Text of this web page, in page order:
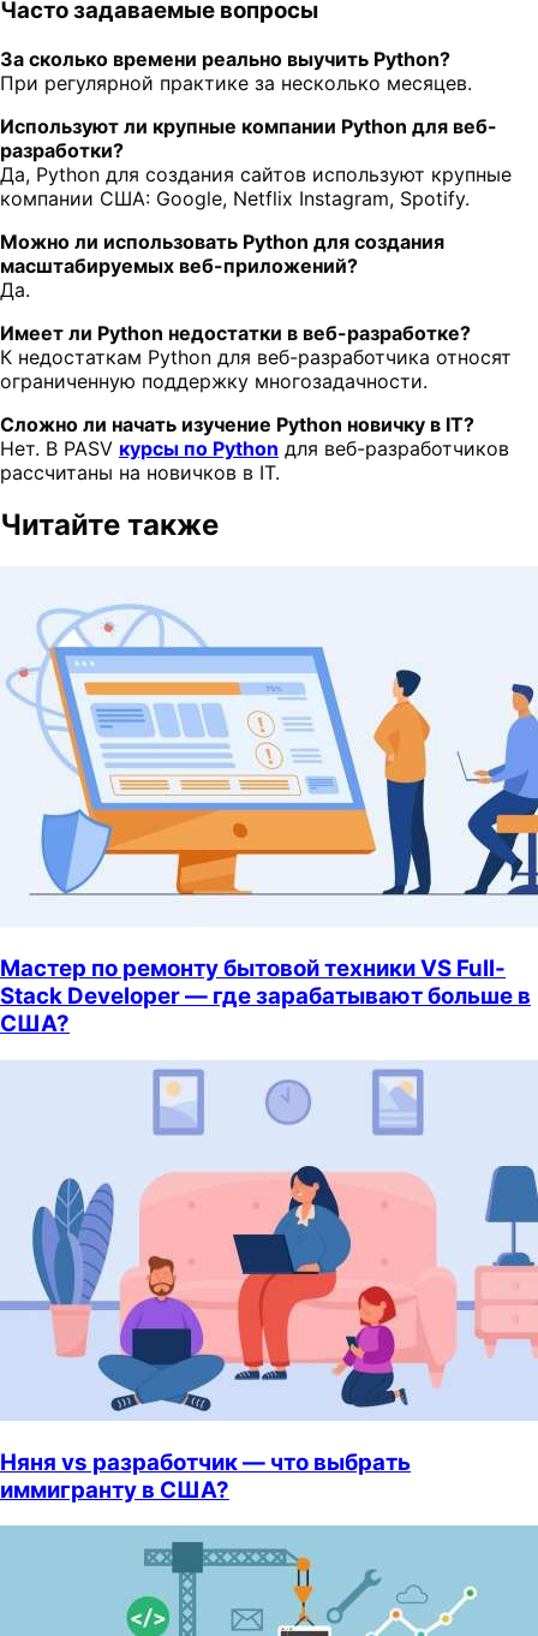
Часто задаваемые вопросы
За сколько времени реально выучить Python?
При регулярной практике за несколько месяцев.
Используют ли крупные компании Python для веб-
разработки?
Да, Python для создания сайтов используют крупные
компании США: Google, Netflix Instagram, Spotify.
Можно ли использовать Python для создания
масштабируемых веб-приложений?
Да.
Имеет ли Python недостатки в веб-разработке?
К недостаткам Python для веб-разработчика относят
ограниченную поддержку многозадачности.
Сложно ли начать изучение Python новичку в IT?
Нет. В PASV курсы по Python для веб-разработчиков
рассчитаны на новичков в IT.
Читайте также
Мастер по ремонту бытовой техники VS Full-
Stack Developer — где зарабатывают больше в
США?
Няня vs разработчик — что выбрать
иммигранту в США?